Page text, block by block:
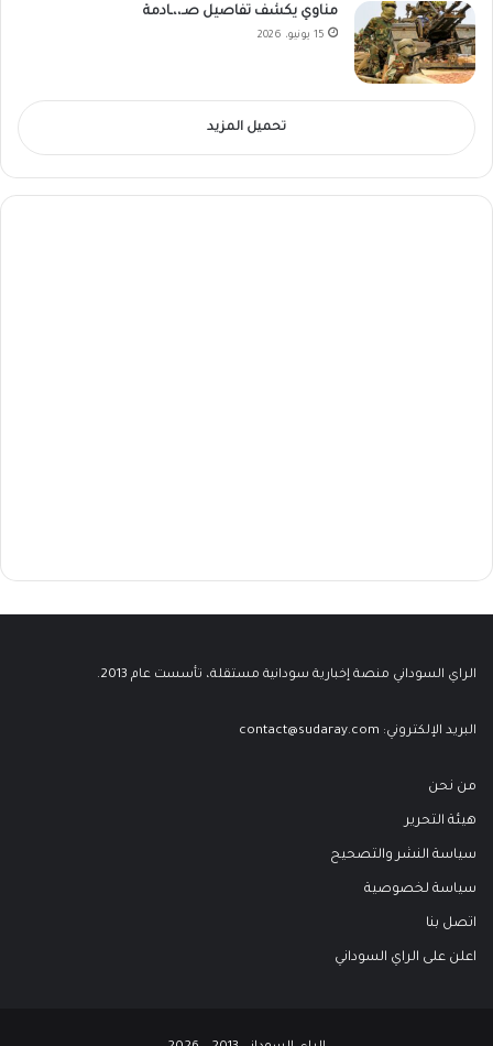
مناوي يكشف تفاصيل صـ،،ـادمة
15 يونيو، 2026
تحميل المزيد
الراي السوداني منصة إخبارية سودانية مستقلة، تأسست عام 2013.
البريد الإلكتروني: contact@sudaray.com
من نحن
هيئة التحرير
سياسة النشر والتصحيح
سياسة لخصوصية
اتصل بنا
اعلن على الراي السوداني